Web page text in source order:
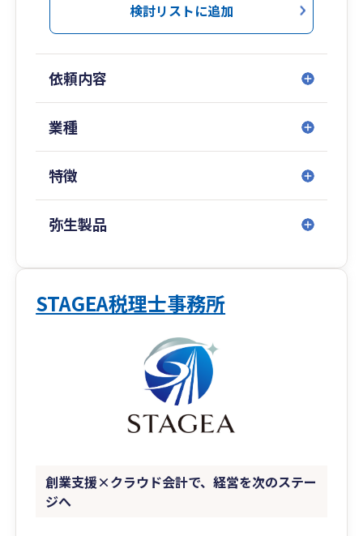
◆代表税理士が40代と若い！
す。
◆税務調査に強い！
◆投資に強い！
不動産、太陽光、株式、保険など、富裕層の方が
はじめまして！
静岡県静岡市の最高のＩＴ税理士法人、最高のＩ
Ｔ経営支援株式会社の代表税理士 戸越裕介（とご
えゆうすけ）と申します。
私の祖父と父は昔、大阪で工場を経営し、毎日朝
4時に起きて誰よりも早く出社し、ボイラーを焚
いて機械を温め、真っ黒になりながら汗をかき、
日が暮れるまで働いていました。
金繰りはお世辞にも順風満帆で安心経営とは言え
ず、金策に走る事も多かったと聞いています。
当時は、「黒字なのに資金繰りが厳しい理由」が
検討リストに追加
依頼内容
業種
特徴
弥生製品
STAGEA税理士事務所
創業支援×クラウド会計で、経営を次のステー
ジへ